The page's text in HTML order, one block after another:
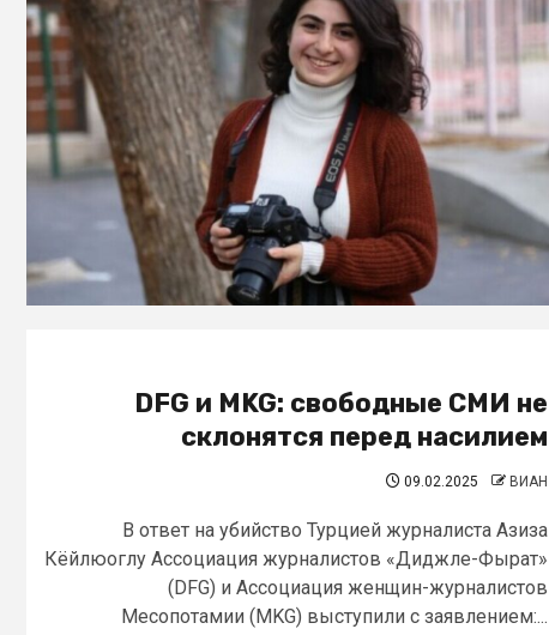
DFG и MKG: свободные СМИ не
склонятся перед насилием
09.02.2025 ВИАН
В ответ на убийство Турцией журналиста Азиза
Кёйлюоглу Ассоциация журналистов «Диджле-Фырат»
(DFG) и Ассоциация женщин-журналистов
Месопотамии (MKG) выступили с заявлением:...